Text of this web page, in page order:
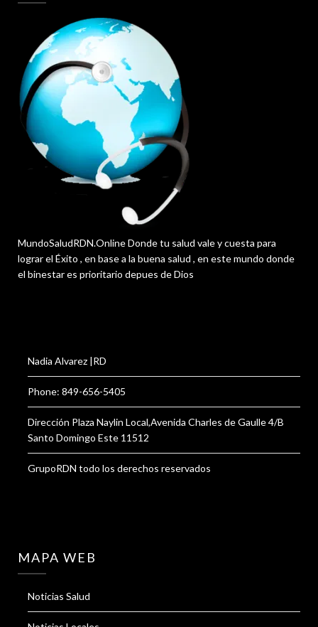
MundoSaludRDN.Online Donde tu salud vale y cuesta para
lograr el Éxito , en base a la buena salud , en este mundo donde
el binestar es prioritario depues de Dios
Nadia Alvarez |RD
Phone: 849-656-5405
Dirección Plaza Naylin Local,Avenida Charles de Gaulle 4/B
Santo Domingo Este 11512
GrupoRDN todo los derechos reservados
MAPA WEB
Noticias Salud